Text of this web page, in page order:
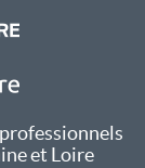
et Loire